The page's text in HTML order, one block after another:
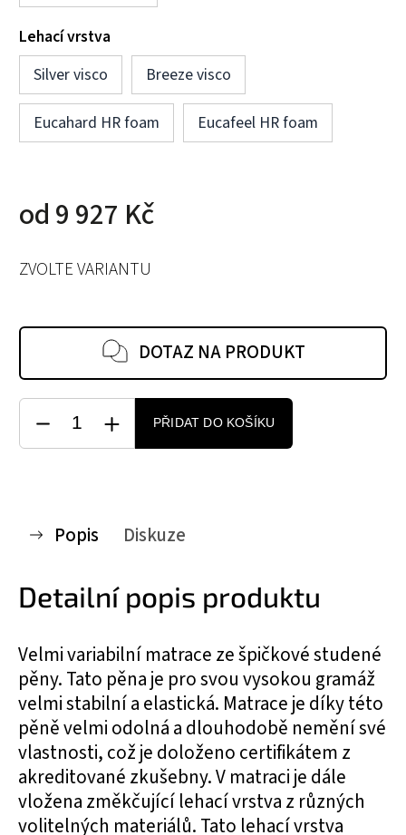
Lehací vrstva
Silver visco
Breeze visco
Eucahard HR foam Eucafeel HR foam
od9 927 Kč
ZVOLTE VARIANTU
DOTAZ NA PRODUKT
PŘIDAT DO KOŠÍKU
Popis Diskuze
Detailní popis produktu
Velmi variabilní matrace ze špičkové studené
pěny. Tato pěna je pro svou vysokou gramáž
velmi stabilní a elastická. Matrace je díky této
pěně velmi odolná a dlouhodobě nemění své
vlastnosti, což je doloženo certifikátem z
akreditované zkušebny. V matraci je dále
vložena změkčující lehací vrstva z různých
volitelných materiálů. Tato lehací vrstva